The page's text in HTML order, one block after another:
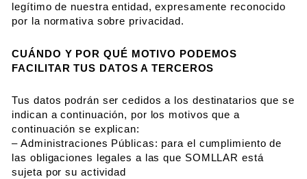
legítimo de nuestra entidad, expresamente reconocido
por la normativa sobre privacidad.
CUÁNDO Y POR QUÉ MOTIVO PODEMOS
FACILITAR TUS DATOS A TERCEROS
Tus datos podrán ser cedidos a los destinatarios que se
indican a continuación, por los motivos que a
continuación se explican:
– Administraciones Públicas: para el cumplimiento de
las obligaciones legales a las que SOMLLAR está
sujeta por su actividad